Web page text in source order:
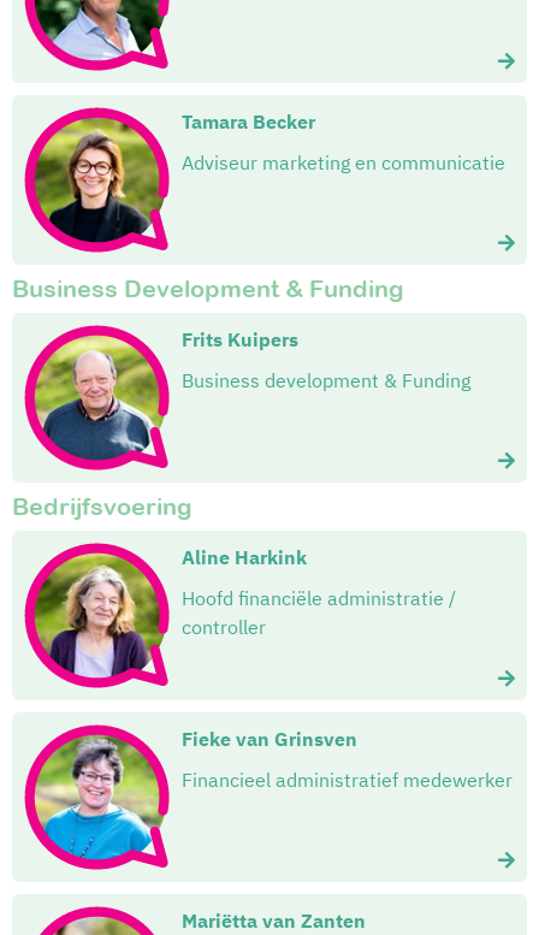
Tamara Becker
Adviseur marketing en communicatie
Business Development & Funding
Frits Kuipers
Business development & Funding
Bedrijfsvoering
Aline Harkink
Hoofd financiële administratie /
controller
Fieke van Grinsven
Financieel administratief medewerker
Mariëtta van Zanten